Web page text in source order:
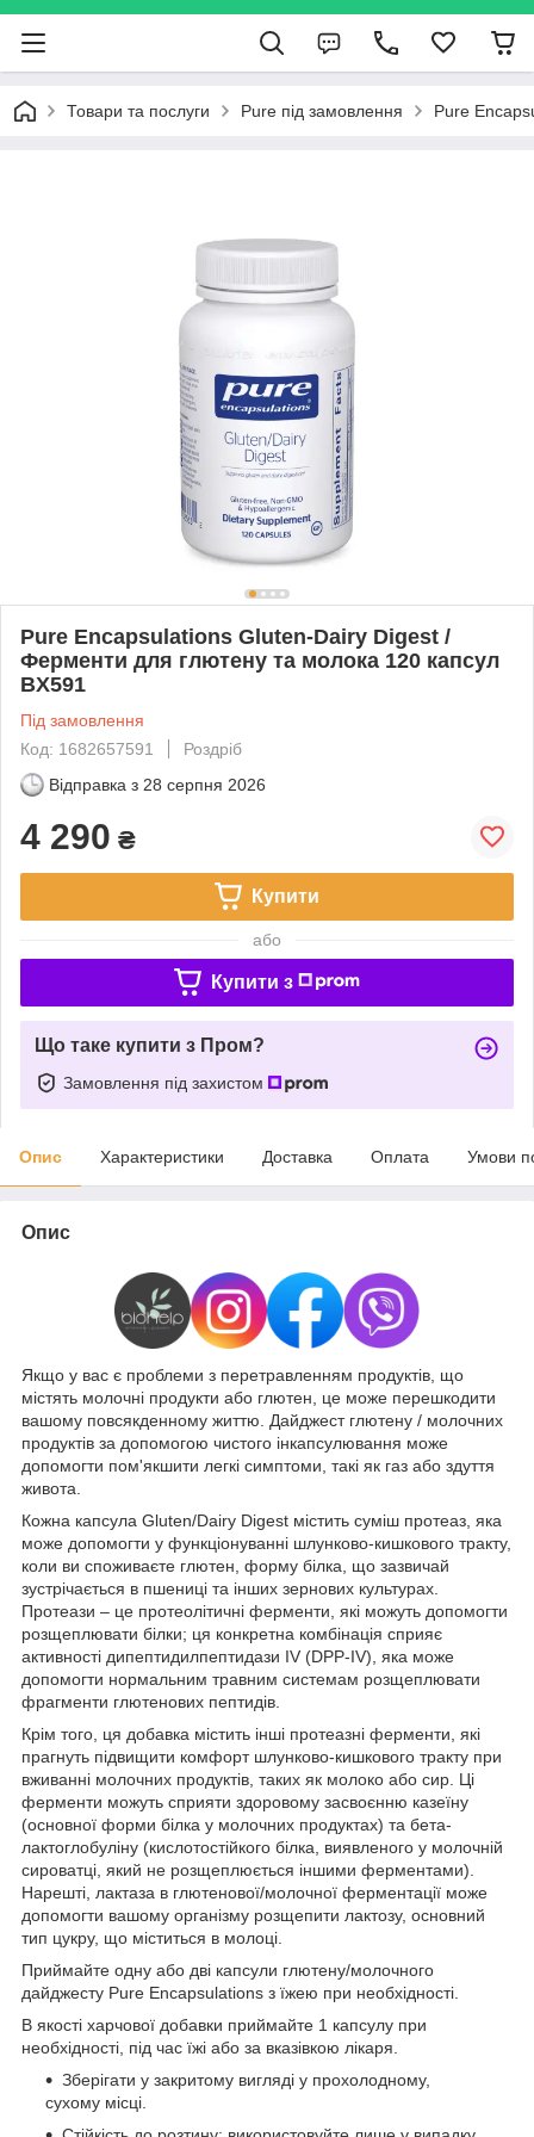
Товари та послуги Pure під замовлення Pure
Pure Encapsulations Gluten-Dairy Digest /
Ферменти для глютену та молока 120 капсул
BX591
Під замовлення
Код: 1682657591
Роздріб
Відправка з 28 серпня 2026
4 290 ₴
Купити
або
Купити з
Що таке купити з Пром?
Замовлення під захистом
Опис Характеристики Доставка Оплата Умови
Опис
Якщо у вас є проблеми з перетравленням продуктів, що
містять молочні продукти або глютен, це може перешкодити
вашому повсякденному життю. Дайджест глютену / молочних
продуктів за допомогою чистого інкапсулювання може
допомогти пом'якшити легкі симптоми, такі як газ або здуття
живота.
Кожна капсула Gluten/Dairy Digest містить суміш протеаз, яка
може допомогти у функціонуванні шлунково-кишкового тракту,
коли ви споживаєте глютен, форму білка, що зазвичай
зустрічається в пшениці та інших зернових культурах.
Протеази – це протеолітичні ферменти, які можуть допомогти
розщеплювати білки; ця конкретна комбінація сприяє
активності дипептидилпептидази IV (DPP-IV), яка може
допомогти нормальним травним системам розщеплювати
фрагменти глютенових пептидів.
Крім того, ця добавка містить інші протеазні ферменти, які
прагнуть підвищити комфорт шлунково-кишкового тракту при
вживанні молочних продуктів, таких як молоко або сир. Ці
ферменти можуть сприяти здоровому засвоєнню казеїну
(основної форми білка у молочних продуктах) та бета-
лактоглобуліну (кислотостійкого білка, виявленого у молочній
сироватці, який не розщеплюється іншими ферментами).
Нарешті, лактаза в глютенової/молочної ферментації може
допомогти вашому організму розщепити лактозу, основний
тип цукру, що міститься в молоці.
Приймайте одну або дві капсули глютену/молочного
дайджесту Pure Encapsulations з їжею при необхідності.
В якості харчової добавки приймайте 1 капсулу при
необхідності, під час їжі або за вказівкою лікаря.
Зберігати у закритому вигляді у прохолодному,
сухому місці.